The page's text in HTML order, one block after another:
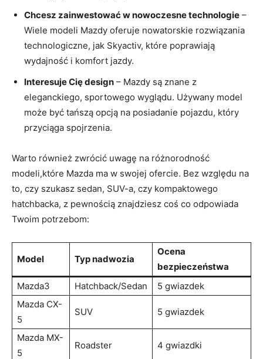
Chcesz zainwestować w nowoczesne technologie –
Wiele modeli Mazdy oferuje nowatorskie rozwiązania
technologiczne, jak Skyactiv, które poprawiają
wydajność i komfort jazdy.
Interesuje Cię design – Mazdy są znane z
eleganckiego, sportowego wyglądu. Używany model
może być tańszą opcją na posiadanie pojazdu, który
przyciąga spojrzenia.
Warto również zwrócić uwagę na różnorodność
modeli,które Mazda ma w swojej ofercie. Bez względu na
to, czy szukasz sedan, SUV-a, czy kompaktowego
hatchbacka, z pewnością znajdziesz coś co odpowiada
Twoim potrzebom:
Model Typ nadwozia
Ocena
bezpieczeństwa
Mazda3
Hatchback/Sedan
5 gwiazdek
Mazda CX-
5
SUV 5 gwiazdek
Mazda MX-
5
Roadster 4 gwiazdki